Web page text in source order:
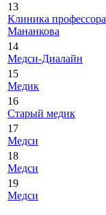
13
Клиника профессора
Мананкова
14
Медси-Диалайн
15
Медик
16
Старый медик
17
Медси
18
Медси
19
Медси